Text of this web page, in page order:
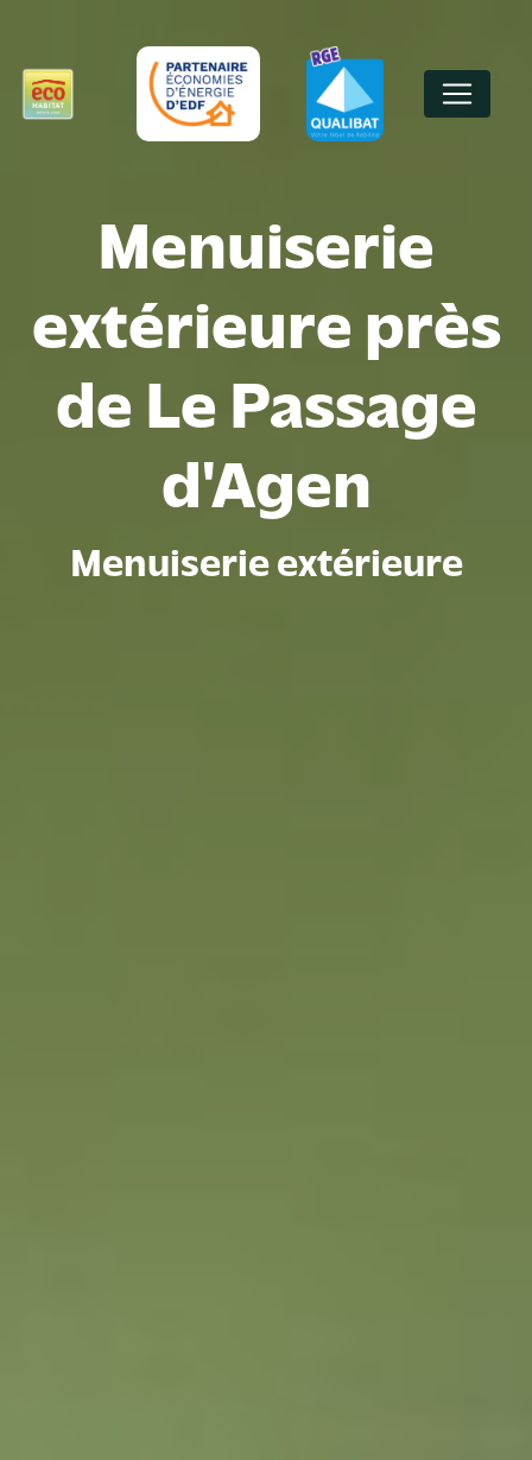
Menuiserie
extérieure près
de Le Passage
d'Agen
Menuiserie extérieure